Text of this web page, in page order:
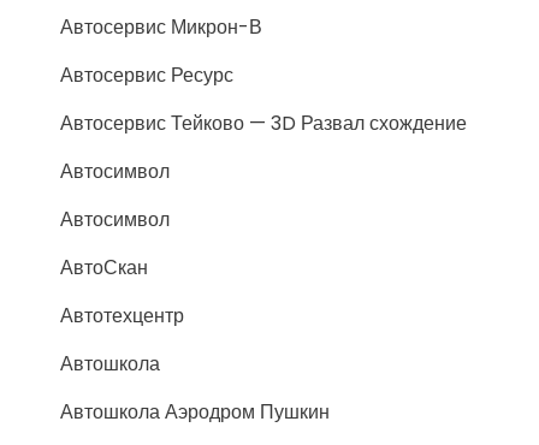
Автосервис Микрон-В
Автосервис Ресурс
Автосервис Тейково — 3D Развал схождение
Автосимвол
Автосимвол
АвтоСкан
Автотехцентр
Автошкола
Автошкола Аэродром Пушкин